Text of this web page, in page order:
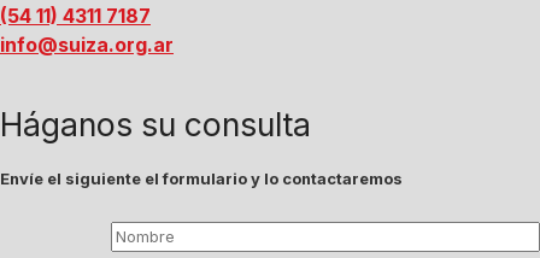
(54 11) 4311 7187
info@suiza.org.ar
Háganos su consulta
Envíe el siguiente el formulario y lo contactaremos